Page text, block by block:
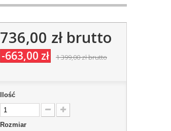
736,00 złbrutto
-663,00 zł 1 399,00 złbrutto
Ilość
Rozmiar